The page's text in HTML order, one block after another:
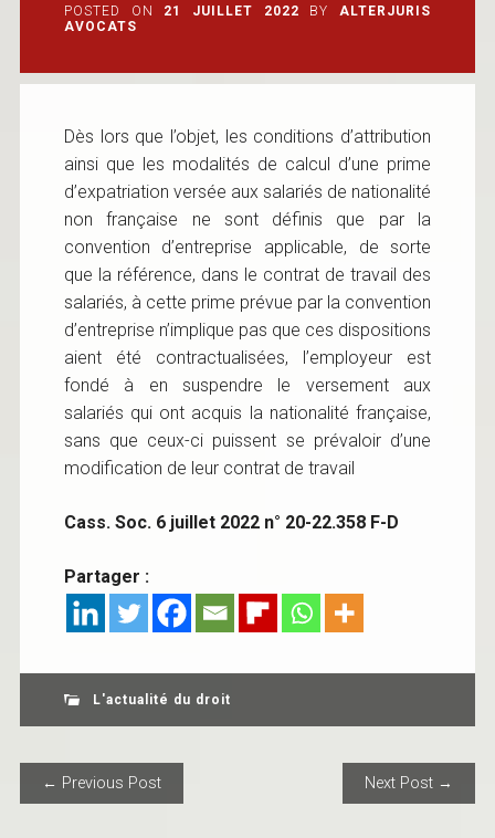
POSTED ON 21 JUILLET 2022 BY
ALTERJURIS
AVOCATS
Dès lors que l’objet, les conditions d’attribution
ainsi que les modalités de calcul d’une prime
d’expatriation versée aux salariés de nationalité
non française ne sont définis que par la
convention d’entreprise applicable, de sorte
que la référence, dans le contrat de travail des
salariés, à cette prime prévue par la convention
d’entreprise n’implique pas que ces dispositions
aient été contractualisées, l’employeur est
fondé à en suspendre le versement aux
salariés qui ont acquis la nationalité française,
sans que ceux-ci puissent se prévaloir d’une
modification de leur contrat de travail
Cass. Soc. 6 juillet 2022 n° 20-22.358 F-D
Partager :
L'actualité du droit
POST NAVIGATION
← Previous Post Next Post →